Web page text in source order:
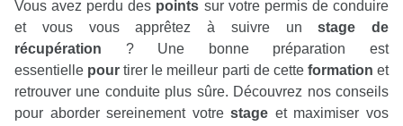
Vous avez perdu des points sur votre permis de conduire
et vous vous apprêtez à suivre unstage de
récupération ? Une bonne préparation est
essentielle pour tirer le meilleur parti de cette formation et
retrouver une conduite plus sûre. Découvrez nos conseils
pour aborder sereinement votrestage et maximiser vos